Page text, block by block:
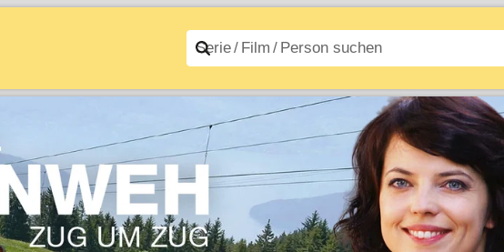
Filme A–Z